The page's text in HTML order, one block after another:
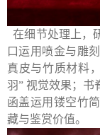
在细节处理上，
口运用喷金与雕
真皮与竹质材料
羽” 视觉效果；书
函盖运用镂空竹
藏与鉴赏价值。